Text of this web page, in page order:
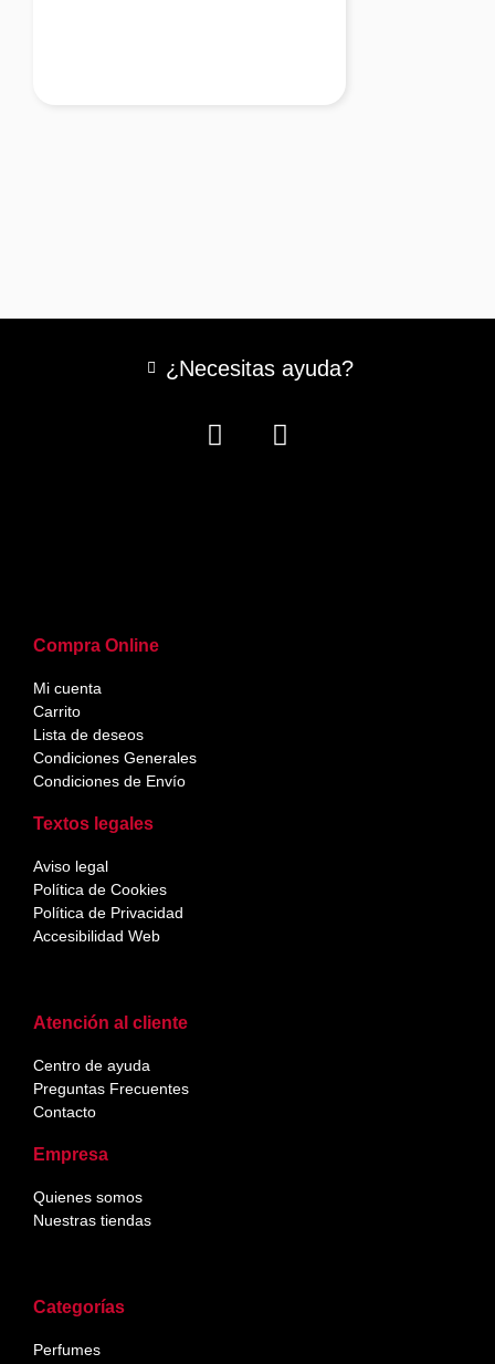
Categorías
Perfumes
Atención al cliente
Centro de ayuda
Preguntas Frecuentes
Contacto
Empresa
Quienes somos
Nuestras tiendas
Compra Online
Mi cuenta
Carrito
Lista de deseos
Condiciones Generales
Condiciones de Envío
Textos legales
Aviso legal
Política de Cookies
Política de Privacidad
Accesibilidad Web
¿Necesitas ayuda?